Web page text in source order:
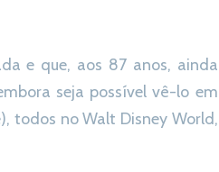
e que, aos 87 anos, ainda
seja possível vê-lo em
todos no Walt Disney World,